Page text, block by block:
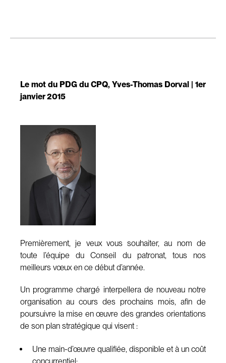
Le mot du PDG du CPQ, Yves-Thomas Dorval | 1er
janvier 2015
Premièrement, je veux vous souhaiter, au nom de
toute l’équipe du Conseil du patronat, tous nos
meilleurs vœux en ce début d’année.
Un programme chargé interpellera de nouveau notre
organisation au cours des prochains mois, afin de
poursuivre la mise en œuvre des grandes orientations
de son plan stratégique qui visent :
Une main-d’œuvre qualifiée, disponible et à un coût